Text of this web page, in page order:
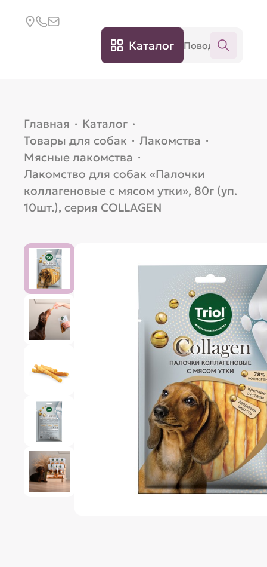
Каталог
Главная · Каталог ·
Товары для собак · Лакомства ·
Мясные лакомства ·
Лакомство для собак «Палочки
коллагеновые с мясом утки», 80г (уп.
10шт.), серия COLLAGEN